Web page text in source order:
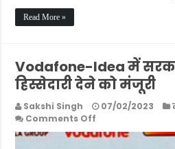
Read More »
Vodafone-Idea में
हिस्सेदारी देने को मंजूरी
Sakshi Singh 07/02/2023
Comments Off
Vodafone-
Idea